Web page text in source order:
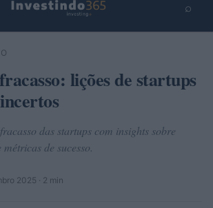
⌕
lições de startups
das startups com insights sobre
de sucesso.
2025 · 2 min